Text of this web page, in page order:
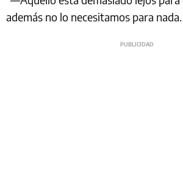
además no lo necesitamos para nada.